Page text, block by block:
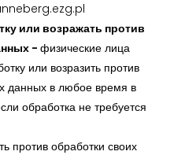
или возражать против
- физические лица
или возразить против
данных в любое время в
обработка не требуется
против обработки своих